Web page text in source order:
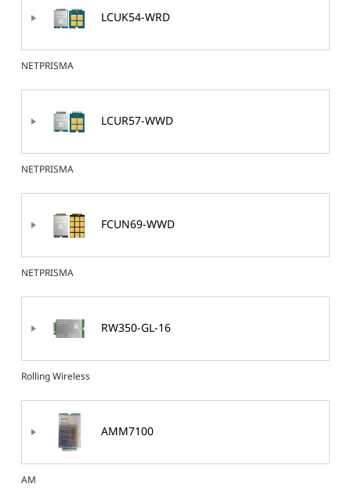
LCUK54-WRD
NETPRISMA
LCUR57-WWD
NETPRISMA
FCUN69-WWD
NETPRISMA
RW350-GL-16
Rolling Wireless
AMM7100
AM